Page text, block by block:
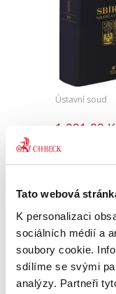
Tato webová
K personalizaci
sociálních médií a
soubory cookie.
sdílíme se svými
analýzy. Partneři
Ústavní soud
1 091,00
veřejnost je
pomůckou k